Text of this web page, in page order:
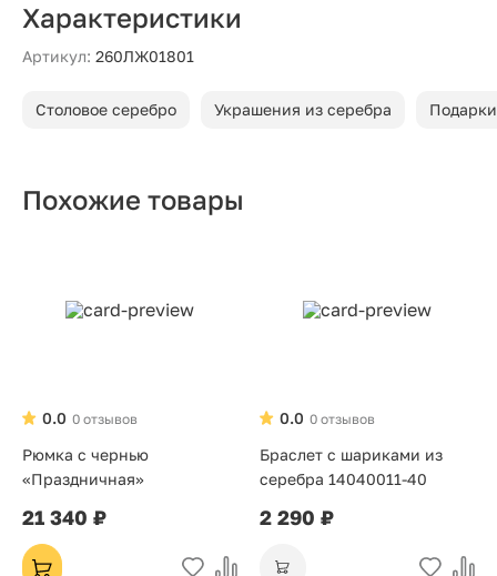
Характеристики
Артикул: 260ЛЖ01801
Столовое серебро Украшения из серебра
Похожие товары
0 отзывов
0.0
Рюмка с чернью
«Праздничная»
21 340 ₽
0 отзывов
0.0
Браслет с шариками из
серебра 14040011-40
2 290 ₽